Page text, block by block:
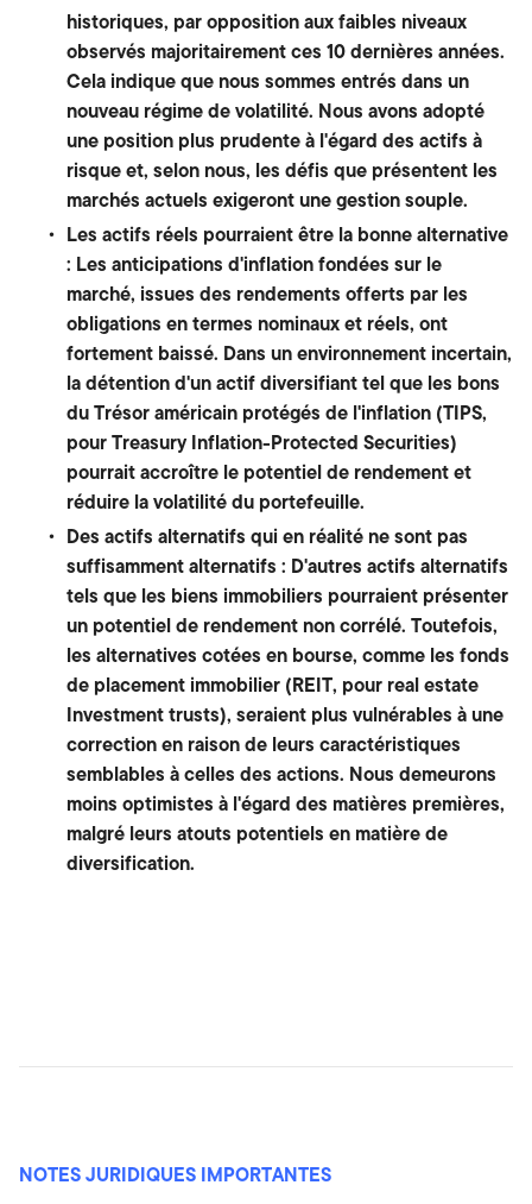
historiques, par opposition aux faibles niveaux
observés majoritairement ces 10 dernières années.
Cela indique que nous sommes entrés dans un
nouveau régime de volatilité. Nous avons adopté
une position plus prudente à l'égard des actifs à
risque et, selon nous, les défis que présentent les
marchés actuels exigeront une gestion souple.
Les actifs réels pourraient être la bonne alternative
: Les anticipations d'inflation fondées sur le
marché, issues des rendements offerts par les
obligations en termes nominaux et réels, ont
fortement baissé. Dans un environnement incertain,
la détention d'un actif diversifiant tel que les bons
du Trésor américain protégés de l'inflation (TIPS,
pour Treasury Inflation-Protected Securities)
pourrait accroître le potentiel de rendement et
réduire la volatilité du portefeuille.
Des actifs alternatifs qui en réalité ne sont pas
suffisamment alternatifs : D'autres actifs alternatifs
tels que les biens immobiliers pourraient présenter
un potentiel de rendement non corrélé. Toutefois,
les alternatives cotées en bourse, comme les fonds
de placement immobilier (REIT, pour real estate
Investment trusts), seraient plus vulnérables à une
correction en raison de leurs caractéristiques
semblables à celles des actions. Nous demeurons
moins optimistes à l'égard des matières premières,
malgré leurs atouts potentiels en matière de
diversification.
NOTES JURIDIQUES IMPORTANTES